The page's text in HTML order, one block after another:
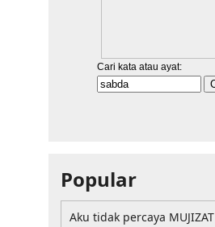
Popular
Aku tidak percaya MUJIZAT